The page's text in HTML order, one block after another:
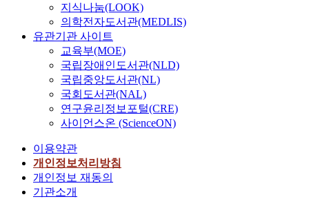
지식나눔(LOOK)
의학전자도서관(MEDLIS)
유관기관 사이트
교육부(MOE)
국립장애인도서관(NLD)
국립중앙도서관(NL)
국회도서관(NAL)
연구윤리정보포털(CRE)
사이언스온 (ScienceON)
이용약관
개인정보처리방침
개인정보 재동의
기관소개